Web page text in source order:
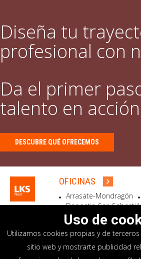
Diseña tu
profesional con
Da el primer
talento en
DESCUBRE QUÉ OFRECEMOS
OFICINAS
Arrasate-Mondragón
Donostia-San
Madrid
El Astillero
SEDE SOCIAL
Goiru, 7 Arrasate-
Uso de
Utilizamos cookies propias y de
sitio web y mostrarte publicidad